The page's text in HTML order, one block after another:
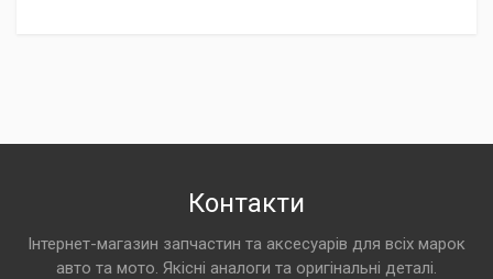
Контакти
Інтернет-магазин запчастин та аксесуарів для всіх марок
авто та мото. Якісні аналоги та оригінальні деталі.